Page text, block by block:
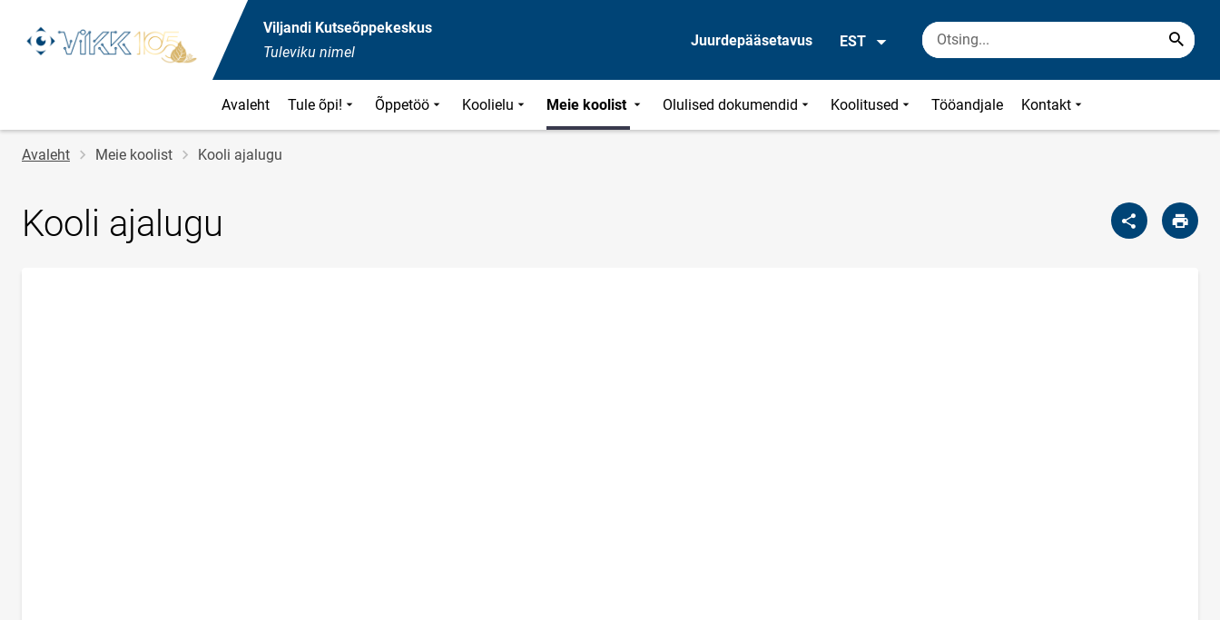
Viljandi Kutseõppekeskus
Tuleviku nimel
Juurdepääsetavus EST
Avaleht Tule õpi! Õppetöö Koolielu Meie koolist Olulised dokumendid Koolitused Tööandjale Kontakt
Jälglink
Avaleht Meie koolist Kooli ajalugu
Kooli ajalugu